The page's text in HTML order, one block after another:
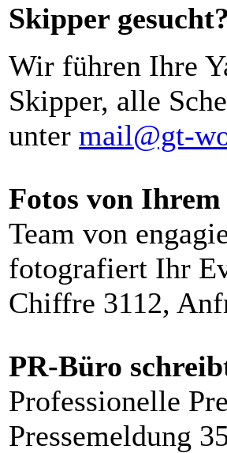
Skipper gesucht?
Wir führen Ihre
Skipper, alle
unter mail@gt-
Fotos von
Team von
fotografiert Ihr
Chiffre 3112,
PR-Büro
Professionelle
Pressemeldung